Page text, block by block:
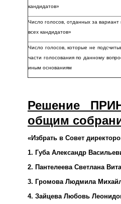
кандидатов»
Число голосов, отданных за
всех кандидатов»
Число голосов, которые не
части голосования по данному
иным основаниям
Решение
общим
«Избрать в Совет
1. Губа Александр
2. Пантелеева Светлана
3. Громова Людмила
4. Зайцева Любовь